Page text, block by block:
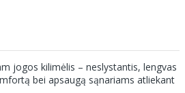
jogos kilimėlis – neslystantis, lengvas
bei apsaugą sąnariams atliekant